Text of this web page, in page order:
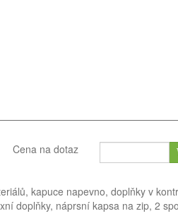
Cena na dotaz
kapuce napevno, doplňky v
doplňky, náprsní kapsa na zip, 2